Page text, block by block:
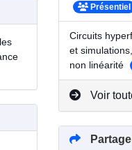
Présentiel
Circuits
et
non linéarité
Voir